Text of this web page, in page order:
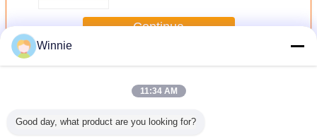
Continua
PiùMateriali da imballaggio della sigaretta
Winnie
11:34 AM
Good day, what product are you looking for?